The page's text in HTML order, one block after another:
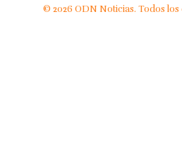
© 2026 ODN Noticias. Todos